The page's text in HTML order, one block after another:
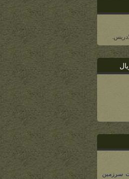
سرزمین